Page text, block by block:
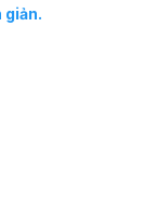
giản.